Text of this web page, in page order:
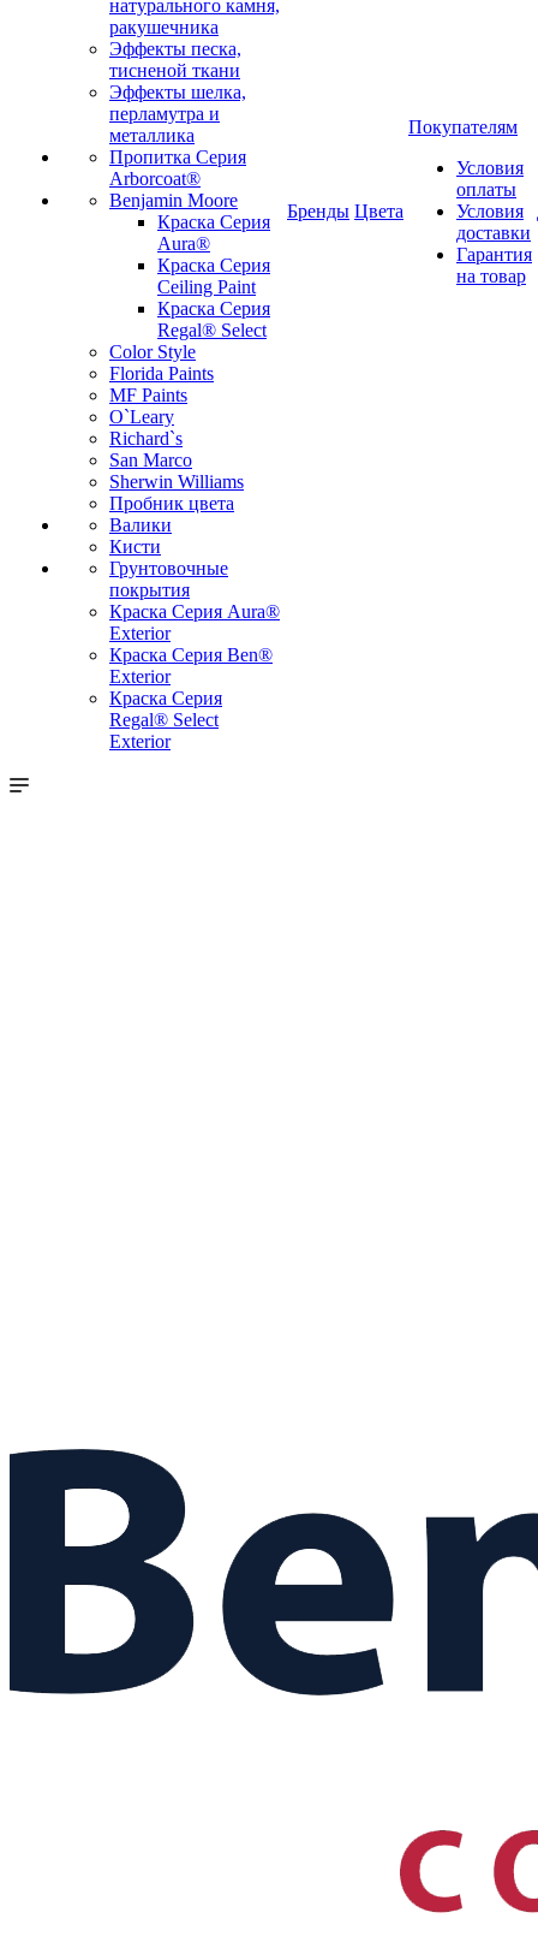
натурального камня,
ракушечника
Эффекты песка,
тисненой ткани
Эффекты шелка,
перламутра и
металлика
Пропитка Серия
Arborcoat®
Benjamin Moore
Краска Серия
Aura®
Краска Серия
Ceiling Paint
Краска Серия
Regal® Select
Color Style
Florida Paints
MF Paints
O`Leary
Richard`s
San Marco
Sherwin Williams
Пробник цвета
Валики
Кисти
Грунтовочные
покрытия
Краска Серия Aura®
Exterior
Краска Серия Ben®
Exterior
Краска Серия
Regal® Select
Exterior
Бренды Цвета
Покупателям
Условия
оплаты
Условия
доставки
Гарантия
на товар